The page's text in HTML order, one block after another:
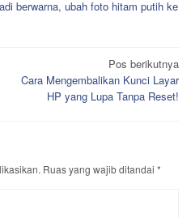
berwarna, ubah foto hitam putih ke
Pos berikutnya
Cara Mengembalikan Kunci Layar
HP yang Lupa Tanpa Reset!
Ruas yang wajib ditandai *